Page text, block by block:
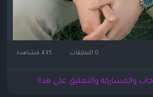
0 التعليقات
والمشاركة والتعليق على هذا!